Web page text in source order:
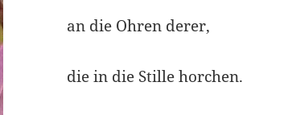
an die Ohren derer,
die in die Stille horchen.